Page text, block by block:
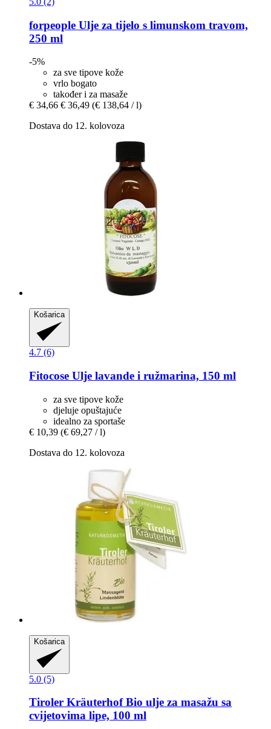
forpeople Ulje za tijelo s limunskom travom,
250 ml
-5%
za sve tipove kože
vrlo bogato
također i za masaže
€ 34,66 € 36,49 (€ 138,64 / l)
Dostava do 12. kolovoza
Košarica
4.7 (6)
Fitocose Ulje lavande i ružmarina, 150 ml
za sve tipove kože
djeluje opuštajuće
idealno za sportaše
€ 10,39 (€ 69,27 / l)
Dostava do 12. kolovoza
Košarica
5.0 (5)
Tiroler KräuterhofBio ulje za masažu sa
cvijetovima lipe, 100 ml